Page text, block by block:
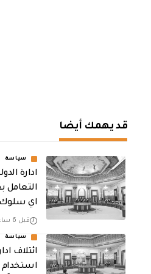
قد يهمك أيضا
سياسة
التعامل
اي سلوك
قبل 6 ساعات
سياسة
ائتلاف
استخدام